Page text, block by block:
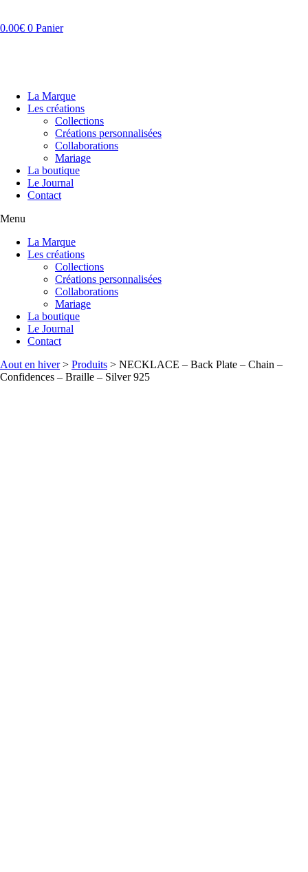
contenu
0.00€ 0 Panier
La Marque
Les créations
Collections
Créations personnalisées
Collaborations
Mariage
La boutique
Le Journal
Contact
Menu
La Marque
Les créations
Collections
Créations personnalisées
Collaborations
Mariage
La boutique
Le Journal
Contact
Aout en hiver> Produits > NECKLACE – Back Plate – Chain –
Confidences – Braille – Silver 925